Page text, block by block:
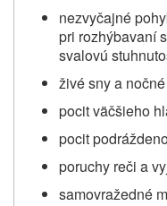
nezvyčajné
pri rozhýbavaní
svalovú
živé sny a nočné
pocit väčšieho
pocit
poruchy reči a
samovražedné